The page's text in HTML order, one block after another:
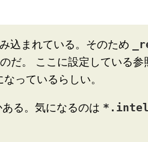
込まれている。そのため
だ。 ここに設定している参
っているらしい。
る。気になるのは